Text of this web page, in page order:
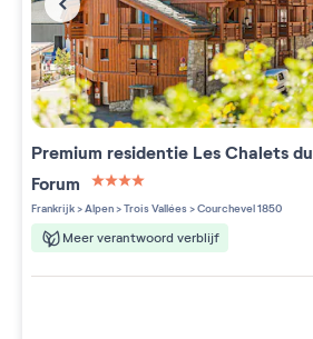
Premium residentie Les Chalets du
Forum
4 étoiles sur 5
Frankrijk>Alpen>Trois Vallées>Courchevel 1850
Meer verantwoord verblijf